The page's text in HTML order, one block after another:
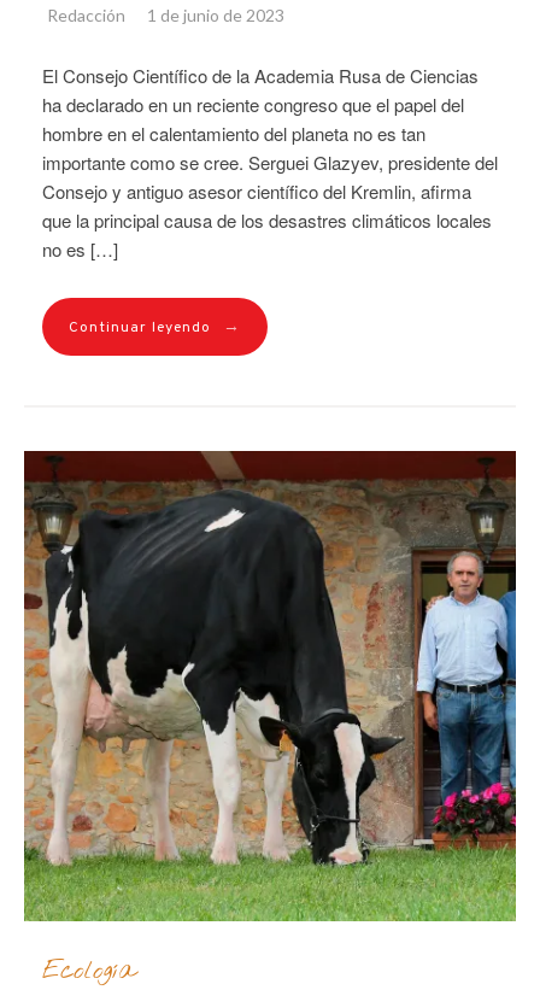
Redacción 1 de junio de 2023
El Consejo Científico de la Academia Rusa de Ciencias
ha declarado en un reciente congreso que el papel del
hombre en el calentamiento del planeta no es tan
importante como se cree. Serguei Glazyev, presidente del
Consejo y antiguo asesor científico del Kremlin, afirma
que la principal causa de los desastres climáticos locales
no es […]
Continuar leyendo →
Ecología